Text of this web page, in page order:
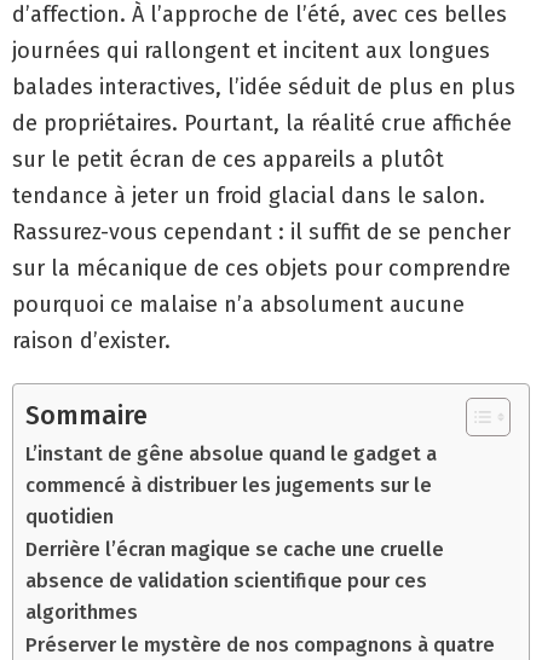
d’affection. À l’approche de l’été, avec ces belles
journées qui rallongent et incitent aux longues
balades interactives, l’idée séduit de plus en plus
de propriétaires. Pourtant, la réalité crue affichée
sur le petit écran de ces appareils a plutôt
tendance à jeter un froid glacial dans le salon.
Rassurez-vous cependant : il suffit de se pencher
sur la mécanique de ces objets pour comprendre
pourquoi ce malaise n’a absolument aucune
raison d’exister.
Sommaire
L’instant de gêne absolue quand le gadget a
commencé à distribuer les jugements sur le
quotidien
Derrière l’écran magique se cache une cruelle
absence de validation scientifique pour ces
algorithmes
Préserver le mystère de nos compagnons à quatre